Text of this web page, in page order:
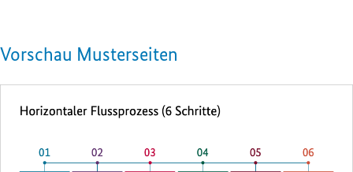
Vorschau Musterseiten